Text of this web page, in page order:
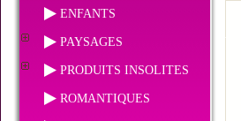
ENFANTS
PAYSAGES
PRODUITS INSOLITES
ROMANTIQUES